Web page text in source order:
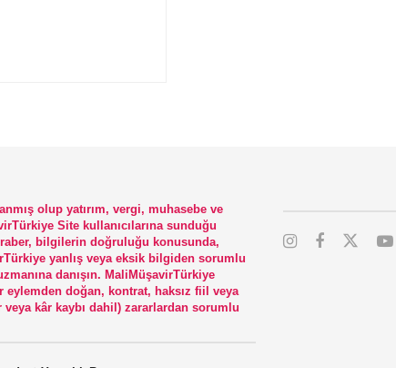
olup yatırım, vergi, muhasebe ve
Site kullanıcılarına sunduğu
bilgilerin doğruluğu konusunda,
yanlış veya eksik bilgiden sorumlu
danışın. MaliMüşavirTürkiye
eylemden doğan, kontrat, haksız fiil veya
kâr kaybı dahil) zararlardan sorumlu